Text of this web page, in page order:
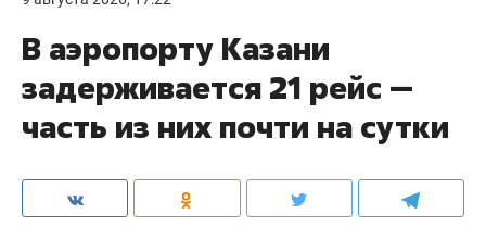
В аэропорту Казани
задерживается 21 рейс —
часть из них почти на сутки